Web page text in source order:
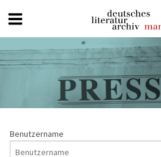
Deutsches
Literaturarchiv
Marbach
Benutzername